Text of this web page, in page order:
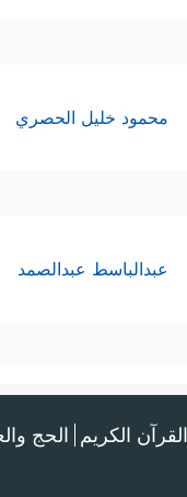
محمود خليل الحصري
عبدالباسط عبدالصمد
القرآن الكريم الحج